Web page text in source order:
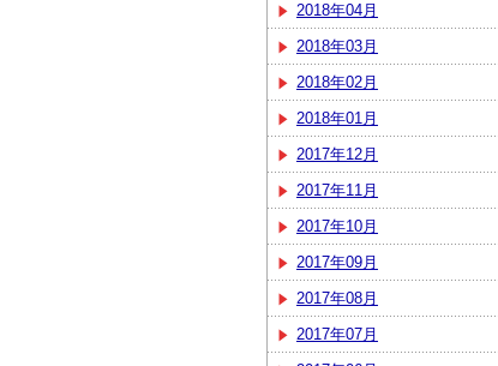
2018年04月
2018年03月
2018年02月
2018年01月
2017年12月
2017年11月
2017年10月
2017年09月
2017年08月
2017年07月